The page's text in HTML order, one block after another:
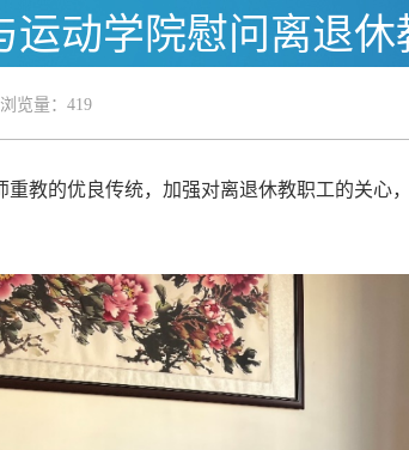
动学院慰问离退休
览量： 419
重教的优良传统，加强对离退休教职工的关心